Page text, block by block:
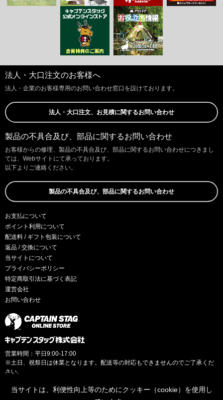
法人・大口注文のお客様へ
法人・企業のお客様専用のお問い合わせ窓口を設けております。
法人・大口注文、お見積に関するお問い合わせ
製品の不具合及び、部品に関するお問い合わせ
お客様からの修理、製品の不具合及び、部品に関するお問い合わせにつきまし
ては、Webサイトにて承っております。
以下よりご連絡ください。
製品の不具合及び、部品に関するお問い合わせ
お支払について
ポイント利用について
配送料 / ギフト包装について
返品 / 交換について
当サイトについて
プライバシーポリシー
特定商取引法に基づく表記
運営会社
お問い合わせ
営業時間：平日9:00-17:00
※土日、祝祭日は休業となります。配送等の対応もできませんのでご了承くだ
さい。
当サイトは、利便性向上等のためにクッキー（cookie）を使用し